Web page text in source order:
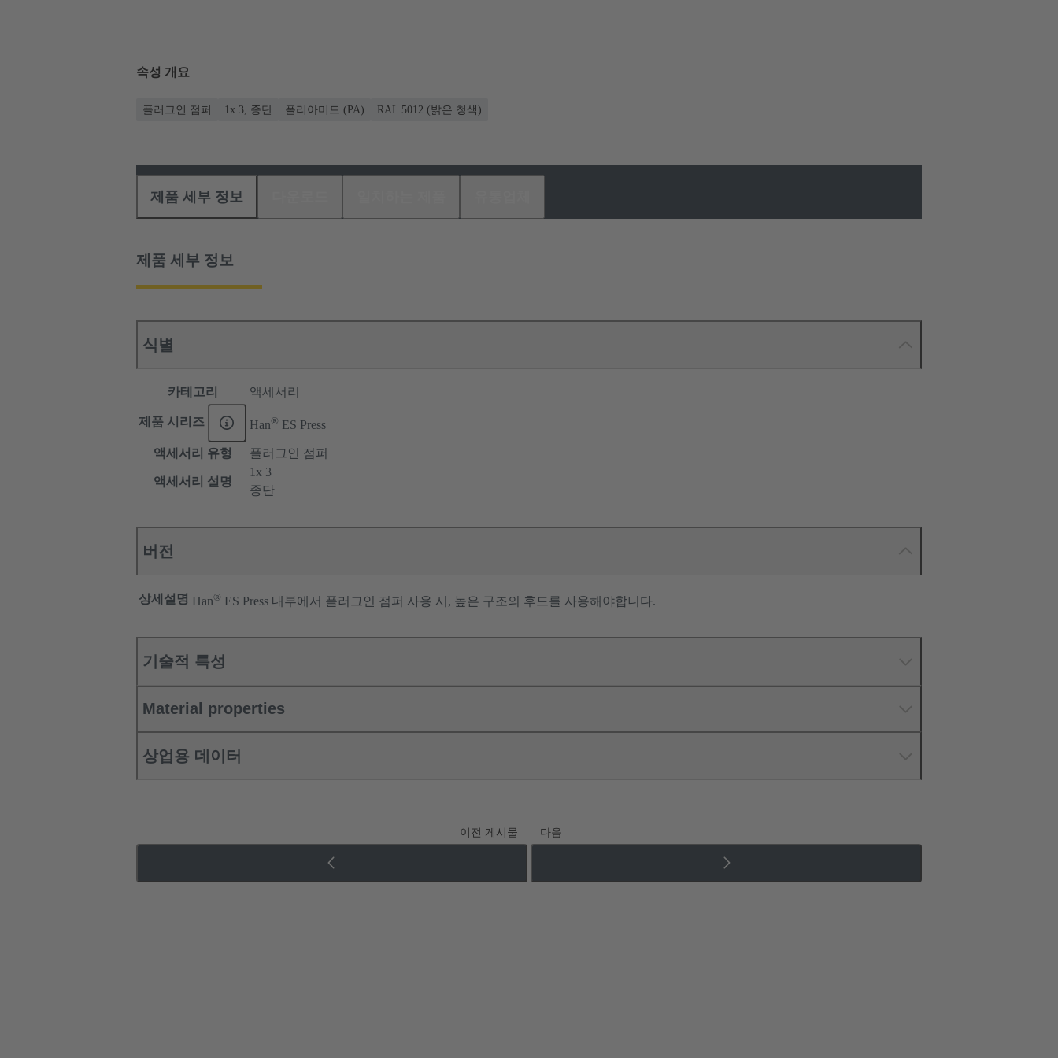
속성 개요
플러그인 점퍼 1x 3, 종단 폴리아미드 (PA) RAL 5012 (밝은 청색)
제품 세부 정보
제품 세부 정보
식별
카테고리 액세서리
제품 시리즈 Han® ES Press
액세서리 유형 플러그인 점퍼
액세서리 설명
1x 3
종단
버전
상세설명 Han® ES Press 내부에서 플러그인 점퍼 사용 시, 높은 구조의 후드를 사용해야합니다.
기술적 특성
Material properties
상업용 데이터
이전 게시물 다음